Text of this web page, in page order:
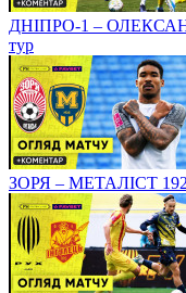
ДНІПРО-1 –
тур
ЗОРЯ – МЕТАЛІСТ